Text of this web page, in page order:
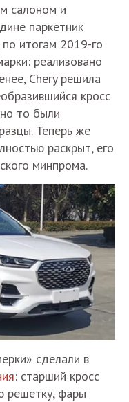
салоном и
паркетник
итогам 2019-го
реализовано
Chery решила
кросс
то были
Теперь же
раскрыт, его
минпрома.
сделали в
: старший кросс
решетку, фары